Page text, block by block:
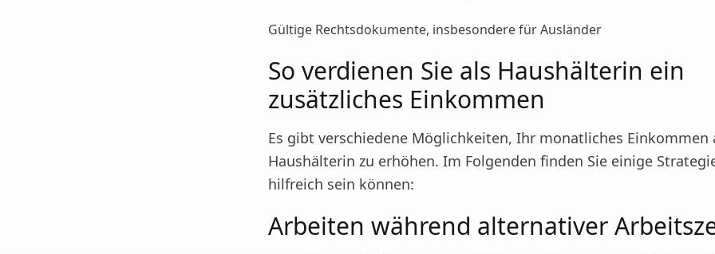
Gültige Rechtsdokumente, insbesondere für Ausländer
So verdienen Sie als Haushälterin ein
zusätzliches Einkommen
Es gibt verschiedene Möglichkeiten, Ihr monatliches Einkommen
Haushälterin zu erhöhen. Im Folgenden finden Sie einige
hilfreich sein können:
Arbeiten während alternativer